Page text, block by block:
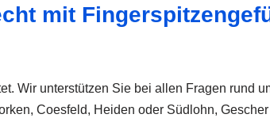
mit
Wir unterstützen Sie bei allen Fragen rund
Coesfeld, Heiden oder Südlohn,